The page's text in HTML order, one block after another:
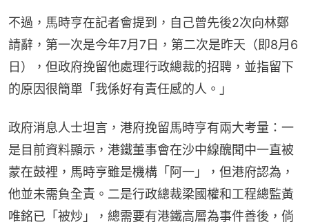
不過，馬時亨在記者會提到，自己曾先後2次向林鄭
請辭，第一次是今年7月7日，第二次是昨天（即8月6
日），但政府挽留他處理行政總裁的招聘，並指留下
的原因很簡單「我係好有責任感的人。」
政府消息人士坦言，港府挽留馬時亨有兩大考量：一
是目前資料顯示，港鐵董事會在沙中線醜聞中一直被
蒙在鼓裡，馬時亨雖是機構「阿一」，但港府認為，
他並未需負全責。二是行政總裁梁國權和工程總監黃
唯銘已「被炒」，總需要有港鐵高層為事件善後，倘